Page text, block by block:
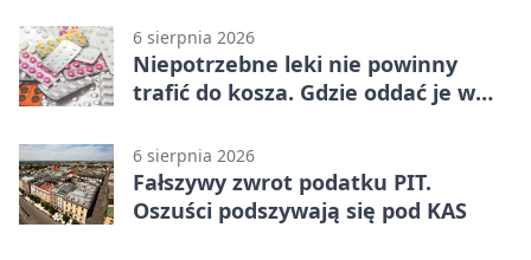
6 sierpnia 2026
Niepotrzebne leki nie powinny
trafić do kosza. Gdzie oddać je w
6 sierpnia 2026
Fałszywy zwrot podatku PIT.
Oszuści podszywają się pod KAS